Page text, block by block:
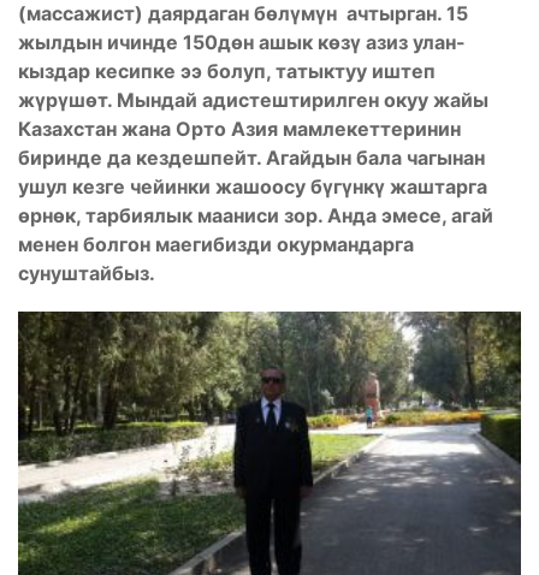
(массажист) даярдаган бөлүмүн ачтырган. 15
жылдын ичинде 150дөн ашык көзү азиз улан-
кыздар кесипке ээ болуп, татыктуу иштеп
жүрүшөт. Мындай адистештирилген окуу жайы
Казахстан жана Орто Азия мамлекеттеринин
биринде да кездешпейт. Агайдын бала чагынан
ушул кезге чейинки жашоосу бүгүнкү жаштарга
өрнөк, тарбиялык мааниси зор. Анда эмесе, агай
менен болгон маегибизди окурмандарга
сунуштайбыз.